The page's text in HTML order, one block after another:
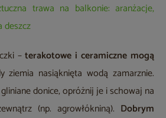
trawa na balkonie: aranżacje,
deszcz
–terakotowe i ceramiczne mogą
ziemia nasiąknięta wodą zamarznie.
donice, opróżnij je i schowaj na
(np. agrowłókniną). Dobrym